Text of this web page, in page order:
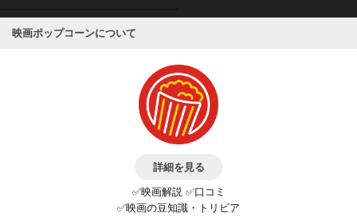
映画ポップコーンについて
詳細を見る
✅映画解説 ✅口コミ
✅映画の豆知識・トリビア